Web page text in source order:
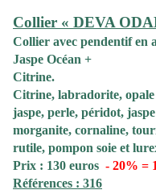
Collier « DEVA
Collier avec pendentif en
Jaspe Océan +
Citrine.
Citrine, labradorite,
jaspe, perle, péridot,
morganite, cornaline,
rutile, pompon soie et
Prix : 130 euros - 20% =
Références : 316